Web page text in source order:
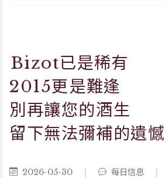
Bizot已是稀有
2015更是難逢
別再讓您的酒生
留下無法彌補的遺憾
2026-05-30 每日信息